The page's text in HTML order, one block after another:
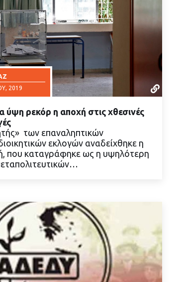
2019
ΔΙΑΒΑΣΤΕ ΠΕΡΙΣΣΟΤΕΡΑ
ύψη ρεκόρ η αποχή στις χθεσινές
των επαναληπτικών
εκλογών αναδείχθηκε η
που καταγράφηκε ως η υψηλότερη